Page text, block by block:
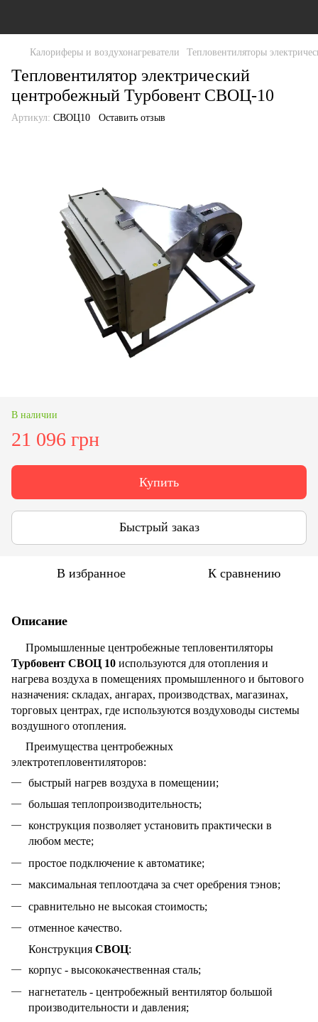
Калориферы и воздухонагреватели Тепловентиляторы
Тепловентилятор электрический
центробежный Турбовент СВОЦ-10
Артикул: СВОЦ10 Оставить отзыв
В наличии
21 096 грн
Купить
Быстрый заказ
В избранное К сравнению
Описание
Промышленные центробежные тепловентиляторы
Турбовент СВОЦ 10 используются для отопления и
нагрева воздуха в помещениях промышленного и бытового
назначения: складах, ангарах, производствах, магазинах,
торговых центрах, где используются воздуховоды системы
воздушного отопления.
Преимущества центробежных
электротепловентиляторов:
быстрый нагрев воздуха в помещении;
большая теплопроизводительность;
конструкция позволяет установить практически в
любом месте;
простое подключение к автоматике;
максимальная теплоотдача за счет оребрения тэнов;
сравнительно не высокая стоимость;
отменное качество.
Конструкция СВОЦ:
корпус - высококачественная сталь;
нагнетатель - центробежный вентилятор большой
производительности и давления;